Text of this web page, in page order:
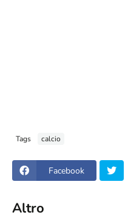
Tags calcio
Facebook
Altro